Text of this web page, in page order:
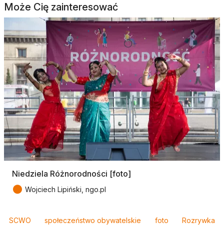
Może Cię zainteresować
Niedziela Różnorodności [foto]
● Wojciech Lipiński, ngo.pl
SCWO społeczeństwo obywatelskie foto Rozrywka